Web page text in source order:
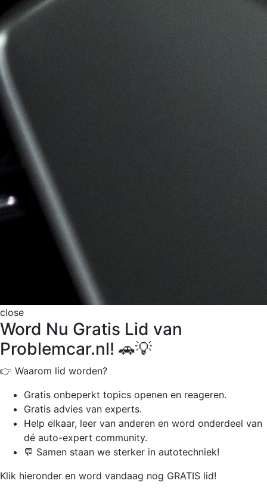
close
Word Nu Gratis Lid van
Problemcar.nl! 🚗💡
👉 Waarom lid worden?
Gratis onbeperkt topics openen en reageren.
Gratis advies van experts.
Help elkaar, leer van anderen en word onderdeel van
dé auto-expert community.
💬 Samen staan we sterker in autotechniek!
Klik hieronder en word vandaag nog GRATIS lid!